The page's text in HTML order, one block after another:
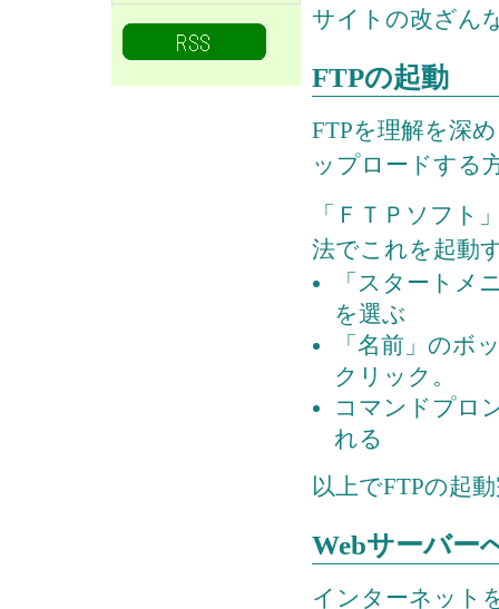
サイトの改ざん
FTPの起動
FTPを理解を深
ップロードする
「ＦＴＰソフト
法でこれを起動
「スタートメ
を選ぶ
「名前」のボ
クリック。
コマンドプロ
れる
以上でFTPの起
Webサーバー
インターネット